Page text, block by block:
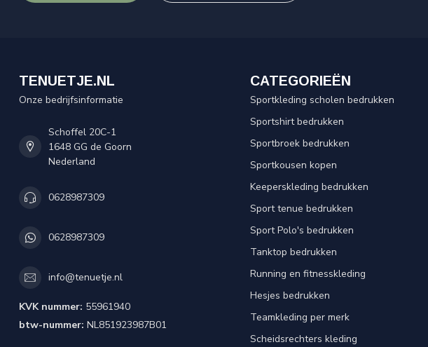
TENUETJE.NL
Onze bedrijfsinformatie
Schoffel 20C-1
1648 GG de Goorn
Nederland
0628987309
0628987309
info@tenuetje.nl
KVK nummer: 55961940
btw-nummer: NL851923987B01
CATEGORIEËN
Sportkleding scholen bedrukken
Sportshirt bedrukken
Sportbroek bedrukken
Sportkousen kopen
Keeperskleding bedrukken
Sport tenue bedrukken
Sport Polo's bedrukken
Tanktop bedrukken
Running en fitnesskleding
Hesjes bedrukken
Teamkleding per merk
Scheidsrechters kleding